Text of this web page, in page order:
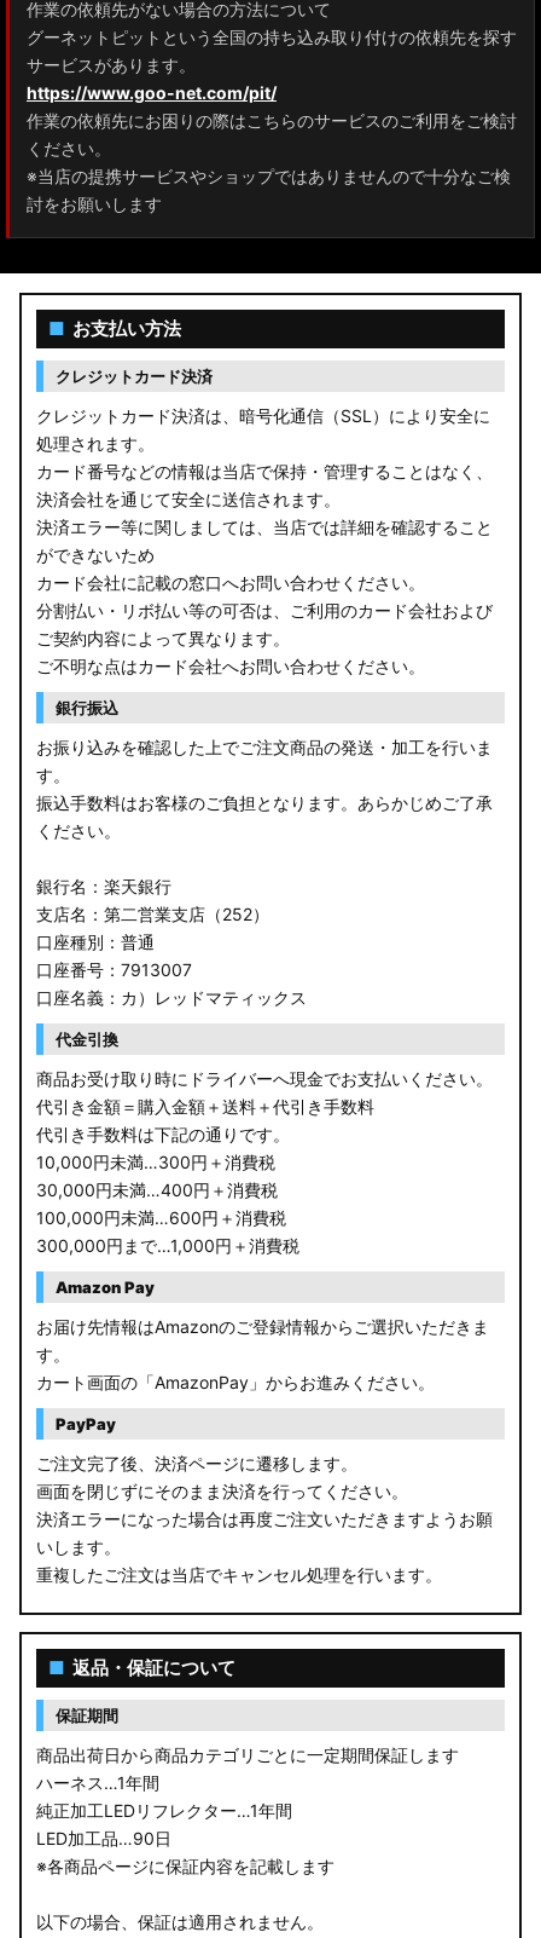
作業の依頼先がない場合の方法について
グーネットピットという全国の持ち込み取り付けの依頼先を探す
サービスがあります。
https://www.goo-net.com/pit/
作業の依頼先にお困りの際はこちらのサービスのご利用をご検討
ください。
※当店の提携サービスやショップではありませんので十分なご検
討をお願いします
■ お支払い方法
クレジットカード決済
クレジットカード決済は、暗号化通信（SSL）により安全に
処理されます。
カード番号などの情報は当店で保持・管理することはなく、
決済会社を通じて安全に送信されます。
決済エラー等に関しましては、当店では詳細を確認すること
ができないため
カード会社に記載の窓口へお問い合わせください。
分割払い・リボ払い等の可否は、ご利用のカード会社および
ご契約内容によって異なります。
ご不明な点はカード会社へお問い合わせください。
銀行振込
お振り込みを確認した上でご注文商品の発送・加工を行いま
す。
振込手数料はお客様のご負担となります。あらかじめご了承
ください。
銀行名：楽天銀行
支店名：第二営業支店（252）
口座種別：普通
口座番号：7913007
口座名義：カ）レッドマティックス
代金引換
商品お受け取り時にドライバーへ現金でお支払いください。
代引き金額＝購入金額＋送料＋代引き手数料
代引き手数料は下記の通りです。
10,000円未満…300円＋消費税
30,000円未満…400円＋消費税
100,000円未満…600円＋消費税
300,000円まで…1,000円＋消費税
Amazon Pay
お届け先情報はAmazonのご登録情報からご選択いただきま
す。
カート画面の「AmazonPay」からお進みください。
PayPay
ご注文完了後、決済ページに遷移します。
画面を閉じずにそのまま決済を行ってください。
決済エラーになった場合は再度ご注文いただきますようお願
いします。
重複したご注文は当店でキャンセル処理を行います。
■ 返品・保証について
保証期間
商品出荷日から商品カテゴリごとに一定期間保証します
ハーネス…1年間
純正加工LEDリフレクター…1年間
LED加工品…90日
※各商品ページに保証内容を記載します
以下の場合、保証は適用されません。